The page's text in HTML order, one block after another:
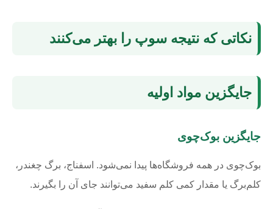
نکاتی که نتیجه سوپ را بهتر می‌کنند
جایگزین مواد اولیه
جایگزین بوک‌چوی
بوک‌چوی در همه فروشگاه‌ها پیدا نمی‌شود. اسفناج، برگ چغندر،
کلم‌برگ یا مقدار کمی کلم سفید می‌توانند جای آن را بگیرند.